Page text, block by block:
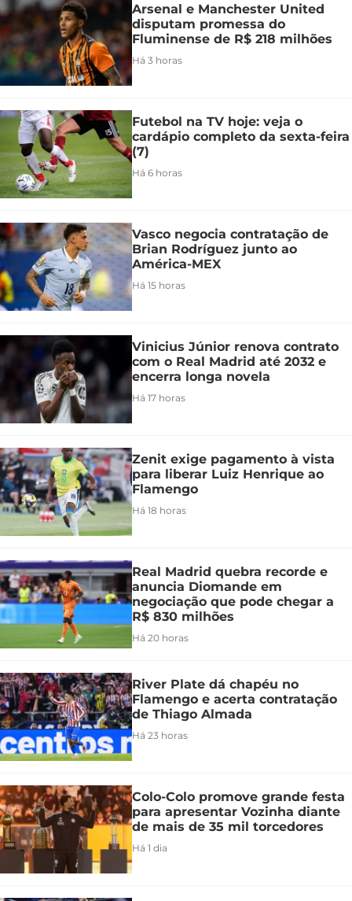
Arsenal e Manchester United
disputam promessa do
Fluminense de R$ 218 milhões
Há 3 horas
Futebol na TV hoje: veja o
cardápio completo da sexta-feira
(7)
Há 6 horas
Vasco negocia contratação de
Brian Rodríguez junto ao
América-MEX
Há 15 horas
Vinicius Júnior renova contrato
com o Real Madrid até 2032 e
encerra longa novela
Há 17 horas
Zenit exige pagamento à vista
para liberar Luiz Henrique ao
Flamengo
Há 18 horas
Real Madrid quebra recorde e
anuncia Diomande em
negociação que pode chegar a
R$ 830 milhões
Há 20 horas
River Plate dá chapéu no
Flamengo e acerta contratação
de Thiago Almada
Há 23 horas
Colo-Colo promove grande festa
para apresentar Vozinha diante
de mais de 35 mil torcedores
Há 1 dia